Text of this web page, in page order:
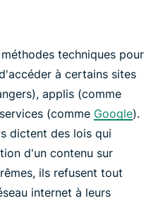
techniques pour
à certains sites
applis (comme
(comme Google).
dictent des lois qui
d'un contenu sur
ils refusent tout
internet à leurs